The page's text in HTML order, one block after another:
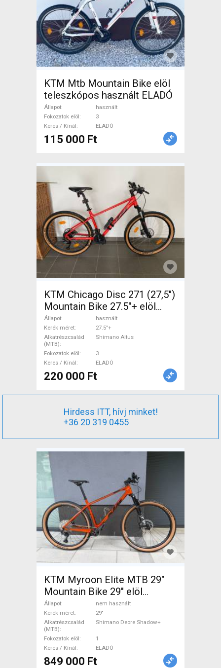
KTM Mtb Mountain Bike elöl
teleszkópos használt ELADÓ
Állapot
használt
Fokozatok elöl
3
Keres / Kínál
ELADÓ
115 000 Ft
KTM Chicago Disc 271 (27,5")
Mountain Bike 27.5"+ elöl
teleszkópos Shimano Altus
használt ELADÓ
Állapot
használt
Kerék méret
27.5"+
Alkatrészcsalád
(MTB)
Shimano Altus
Fokozatok elöl
3
Keres / Kínál
ELADÓ
220 000 Ft
Hirdess ITT, hívj minket!
+36 20 319 0455
KTM Myroon Elite MTB 29"
Mountain Bike 29" elöl
teleszkópos Shimano Deore
Shadow+ nem használt
ELADÓ
Állapot
nem használt
Kerék méret
29"
Alkatrészcsalád
(MTB)
Shimano Deore Shadow+
Fokozatok elöl
1
Keres / Kínál
ELADÓ
849 000 Ft